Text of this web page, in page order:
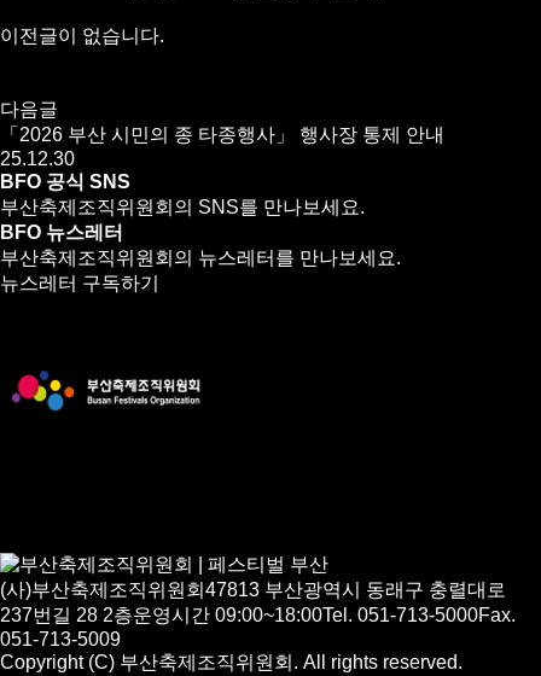
이전글이 없습니다.
다음글
「2026 부산 시민의 종 타종행사」 행사장 통제 안내
25.12.30
BFO 공식 SNS
부산축제조직위원회의 SNS를 만나보세요.
BFO 뉴스레터
부산축제조직위원회의 뉴스레터를 만나보세요.
뉴스레터 구독하기
(사)부산축제조직위원회 47813 부산광역시 동래구 충렬대로
237번길 28 2층운영시간 09:00~18:00Tel. 051-713-5000Fax.
051-713-5009
Copyright (C) 부산축제조직위원회. All rights reserved.